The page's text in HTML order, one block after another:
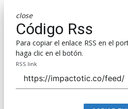
close
Código Rss
Para copiar el enlace RSS en el
haga clic en el botón.
RSS link